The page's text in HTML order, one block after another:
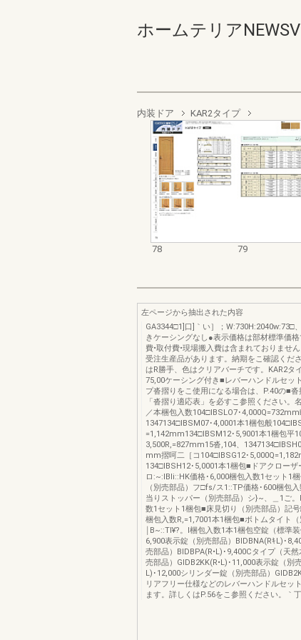
ホームテリア
内装ドア KAR2タイプ
78 79
左ページから抽出された内容
GA3344□1]口]｀い］；W:730H:2040w:73□
きケーシングなし●表示価格は部材標準価格
費•取付費•現場搬入費は含まれておりませ
受注生産品があります。納期をこ確認くだ
はR勝手、色はクリアバーチです。KAR2タ
75,00ケーシング付き■レバーハンドルセッ
プ沓摺りをこ使用になる場合は、P.40の■沓
「沓摺り適応表」を必すこ参照ください。
／本梱包入数104□IBSLO7･4,000Q=732mm
1347134□IBSM07･4,0001本1梱包般
=1,142mm134□IBSM12･5,9001本1梱包平
3,500R,=827mm15沓,104、
mm摺呵二［コ104□IBSG12･
134□IBSH12･5,0001本1梱包■ドアクローザ
ロ:~:IBIi::HK価格･6,000梱包入数1セット1
（別売部品）フ□fs/ス1::TP価格･600梱包
当りストッパー（別売部品）シ}~、＿1ご
数1セット1梱包■床見切り（別売部品）記
梱包入数R,=1,7001本1梱包■ボトムタイト
￨B~::TI¥?。I梱包入数1本1梱包空錠（標準
6,900表示錠（別売部品）BIDBNA(RｷL)･
売部品）BIDBPA(R•L)･9,400Cタイプ（天
売部品）GIDB2KK(R•L)･11,000表示錠（別
L)･12,000シリンダー錠（別売部品）
リアフリー仕様などのレバーハンドルセッ
ます。詳しくはP.56をこ参照ください。｀